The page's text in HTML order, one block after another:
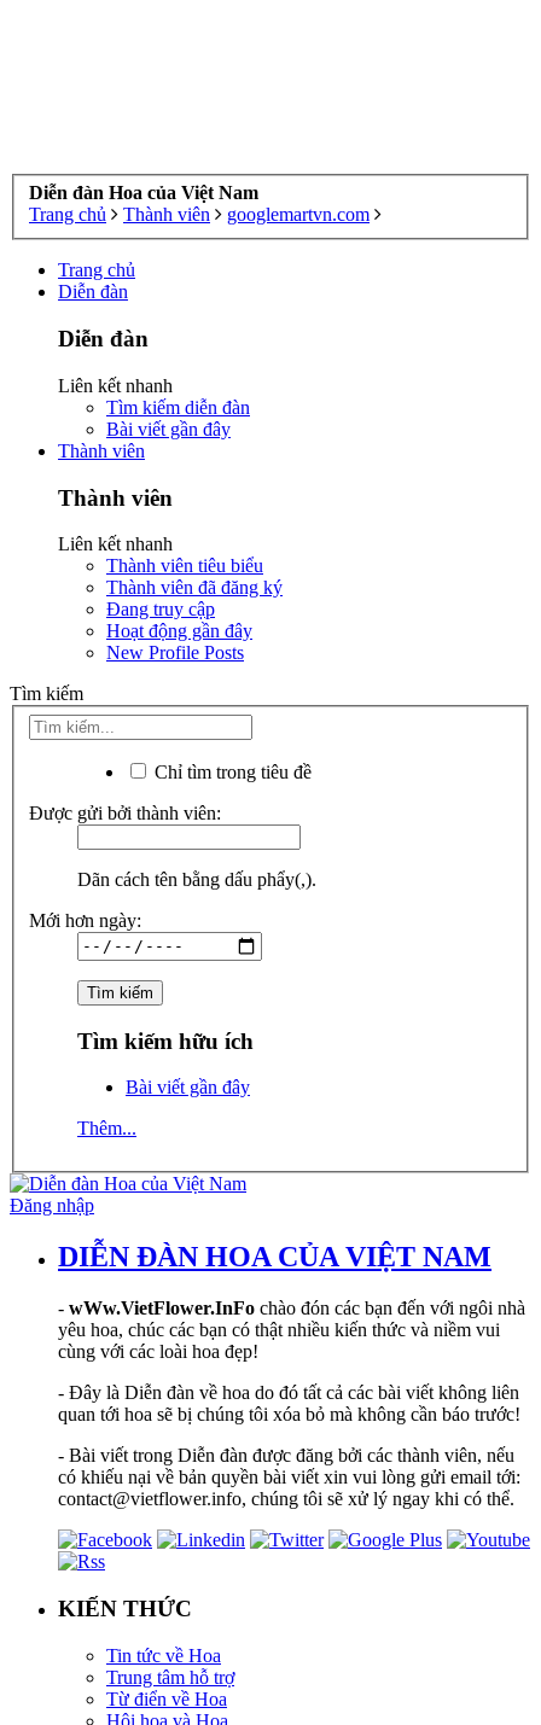
Diễn đàn Hoa của Việt Nam
Trang chủ
Thành viên googlemartvn.com
Trang chủ
Diễn đàn
Diễn đàn
Liên kết nhanh
Tìm kiếm diễn đàn
Bài viết gần đây
Thành viên
Thành viên
Liên kết nhanh
Thành viên tiêu biểu
Thành viên đã đăng ký
Đang truy cập
Hoạt động gần đây
New Profile Posts
Tìm kiếm
Chỉ tìm trong tiêu đề
Được gửi bởi thành viên:
Dãn cách tên bằng dấu phẩy(,).
Mới hơn ngày:
Tìm kiếm hữu ích
Bài viết gần đây
Thêm...
Đăng nhập
DIỄN ĐÀN HOA CỦA VIỆT NAM
- wWw.VietFlower.InFo chào đón các bạn đến với ngôi nhà
yêu hoa, chúc các bạn có thật nhiều kiến thức và niềm vui
cùng với các loài hoa đẹp!
- Đây là Diễn đàn về hoa do đó tất cả các bài viết không liên
quan tới hoa sẽ bị chúng tôi xóa bỏ mà không cần báo trước!
- Bài viết trong Diễn đàn được đăng bởi các thành viên, nếu
có khiếu nại về bản quyền bài viết xin vui lòng gửi email tới:
contact@vietflower.info, chúng tôi sẽ xử lý ngay khi có thể.
KIẾN THỨC
Tin tức về Hoa
Trung tâm hỗ trợ
Từ điển về Hoa
Hội hoạ và Hoa